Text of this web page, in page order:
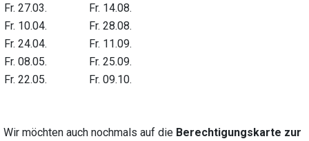
Fr. 27.03.
Fr. 14.08.
Fr. 10.04.
Fr. 28.08.
Fr. 24.04.
Fr. 11.09.
Fr. 08.05.
Fr. 25.09.
Fr. 22.05.
Fr. 09.10.
Wir möchten auch nochmals auf die Berechtigungskarte zur